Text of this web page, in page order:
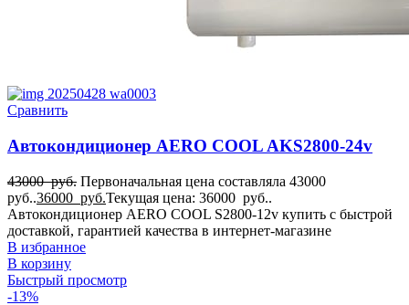
Сравнить
Автокондиционер AERO COOL AKS2800-24v
43000руб. Первоначальная цена составляла 43000
руб..36000 руб.Текущая цена: 36000 руб..
Автокондиционер AERO COOL S2800-12v купить с быстрой
доставкой, гарантией качества в интернет-магазине
В избранное
В корзину
Быстрый просмотр
-13%